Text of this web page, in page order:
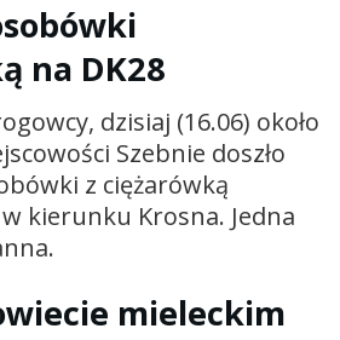
na DK28
dzisiaj (16.06) około
Szebnie doszło
z ciężarówką
kierunku Krosna. Jedna
mieleckim